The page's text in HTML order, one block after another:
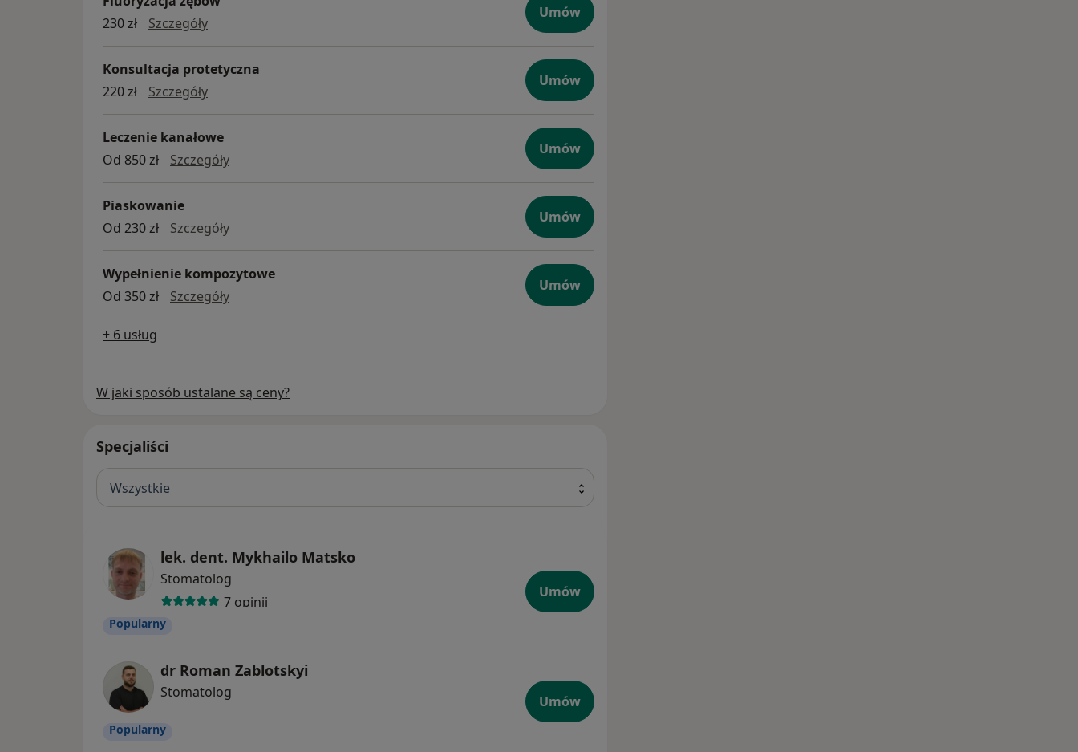
230 zł
Szczegółyfluoryzacja zębów
Umów
Konsultacja protetyczna
220 zł
Szczegółykonsultacja protetyczna
Umów
Leczenie kanałowe
Od 850 zł
Szczegółyleczenie kanałowe
Umów
Piaskowanie
Od 230 zł
Szczegółypiaskowanie
Umów
Wypełnienie kompozytowe
Od 350 zł
Szczegóływypełnienie kompozytowe
Umów
+ 6 usług
W jaki sposób ustalane są ceny?
Specjaliści
Wszystkie
lek. dent. Mykhailo Matsko
Stomatolog
7 opinii
Popularny
Umów
dr Roman Zablotskyi
Stomatolog
Popularny
Umów